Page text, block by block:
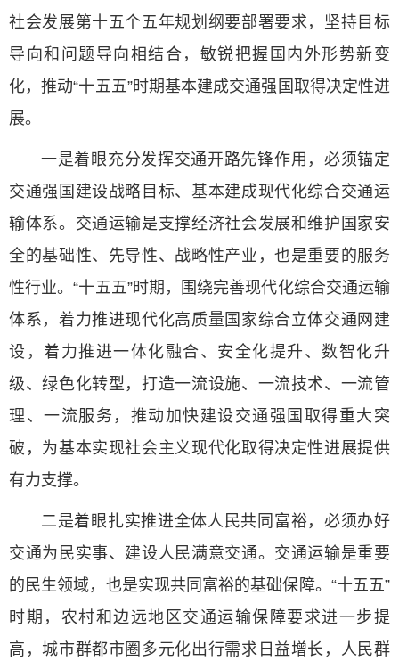
社会发展第十五个五年规划纲要部署要求，坚持目标
导向和问题导向相结合，敏锐把握国内外形势新变
化，推动“十五五”时期基本建成交通强国取得决定性进
展。
一是着眼充分发挥交通开路先锋作用，必须锚定
交通强国建设战略目标、基本建成现代化综合交通运
输体系。交通运输是支撑经济社会发展和维护国家安
全的基础性、先导性、战略性产业，也是重要的服务
性行业。“十五五”时期，围绕完善现代化综合交通运输
体系，着力推进现代化高质量国家综合立体交通网建
设，着力推进一体化融合、安全化提升、数智化升
级、绿色化转型，打造一流设施、一流技术、一流管
理、一流服务，推动加快建设交通强国取得重大突
破，为基本实现社会主义现代化取得决定性进展提供
有力支撑。
二是着眼扎实推进全体人民共同富裕，必须办好
交通为民实事、建设人民满意交通。交通运输是重要
的民生领域，也是实现共同富裕的基础保障。“十五五”
时期，农村和边远地区交通运输保障要求进一步提
高，城市群都市圈多元化出行需求日益增长，人民群